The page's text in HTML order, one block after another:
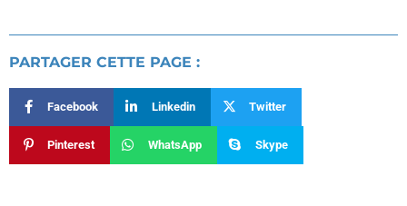
PARTAGER CETTE PAGE :
Facebook Linkedin Twitter
Pinterest WhatsApp Skype